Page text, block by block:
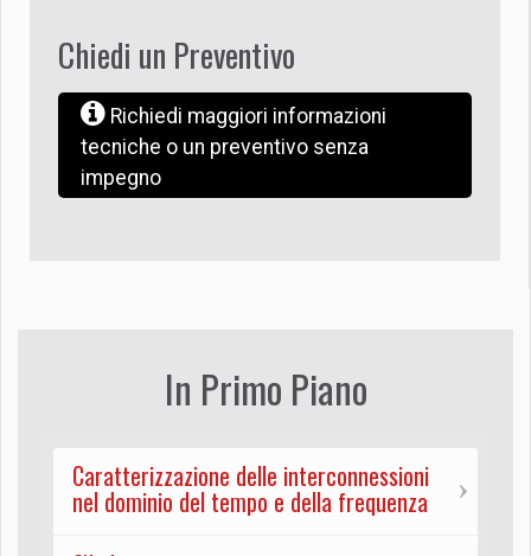
Chiedi un Preventivo
Richiedi maggiori informazioni
tecniche o un preventivo senza
impegno
In Primo Piano
Caratterizzazione delle interconnessioni
nel dominio del tempo e della frequenza